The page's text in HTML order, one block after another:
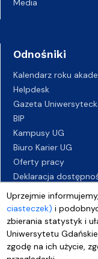
Uprzejmie
ciasteczek) i
zbierania statystyk i
Uniwersytetu
zgodę na ich użycie,
Media
Odnośniki
Kalendarz roku
Helpdesk
Gazeta
BIP
Kampusy UG
Biuro Karier UG
Oferty pracy
Deklaracja